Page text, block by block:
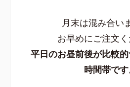
月末は混み合い
お早めにご注文く
平日のお昼前後が比較
時間帯です